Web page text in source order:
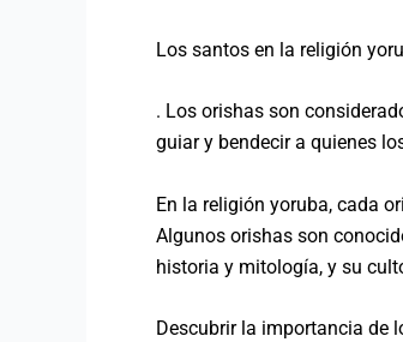
Los santos en la religión
. Los orishas son
guiar y bendecir a quienes
En la religión yoruba, cada
Algunos orishas son
historia y mitología, y su
Descubrir la importancia de